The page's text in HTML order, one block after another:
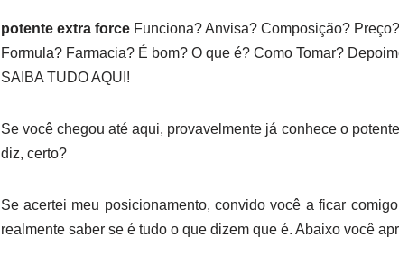
potente extra forceFunciona? Anvisa? Composição?
Formula? Farmacia? É bom? O que é? Como Tomar?
SAIBA TUDO AQUI!
Se você chegou até aqui, provavelmente já conhece o
diz, certo?
Se acertei meu posicionamento, convido você a ficar
realmente saber se é tudo o que dizem que é. Abaixo você